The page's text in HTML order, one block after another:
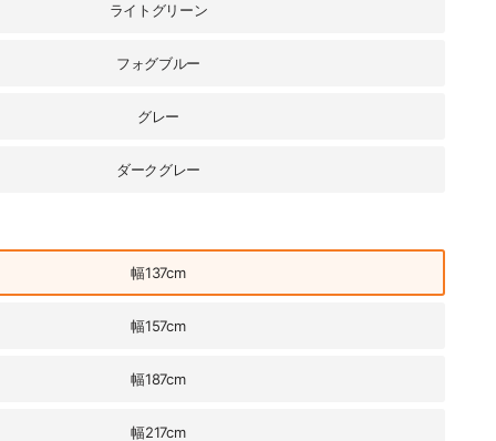
ーソファー 収納箱付 ソファ 2人掛け ソファー 肘付き 収納付き 省スペース リビン
ライトグリーン
フォグブルー
グレー
ダークグレー
幅137cm
幅157cm
幅187cm
幅217cm